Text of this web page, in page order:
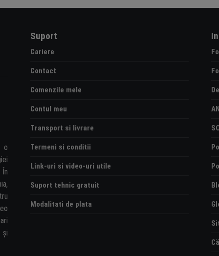
o
Suport
Cariere
Contact
Comenzile mele
Contul meu
Transport si livrare
Termeni si conditii
Link-uri si video-uri utile
Suport tehnic gratuit
Modalitati de plata